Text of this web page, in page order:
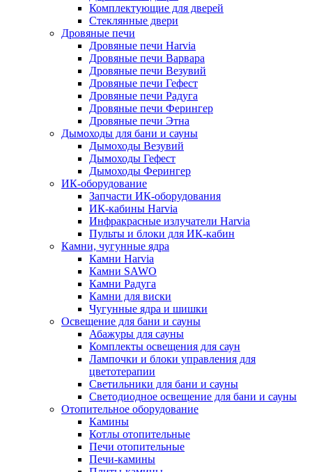
Комплектующие для дверей
Стеклянные двери
Дровяные печи
Дровяные печи Harvia
Дровяные печи Варвара
Дровяные печи Везувий
Дровяные печи Гефест
Дровяные печи Радуга
Дровяные печи Ферингер
Дровяные печи Этна
Дымоходы для бани и сауны
Дымоходы Везувий
Дымоходы Гефест
Дымоходы Ферингер
ИК-оборудование
Запчасти ИК-оборудования
ИК-кабины Harvia
Инфракрасные излучатели Harvia
Пульты и блоки для ИК-кабин
Камни, чугунные ядра
Камни Harvia
Камни SAWO
Камни Радуга
Камни для виски
Чугунные ядра и шишки
Освещение для бани и сауны
Абажуры для сауны
Комплекты освещения для саун
Лампочки и блоки управления для
цветотерапии
Светильники для бани и сауны
Светодиодное освещение для бани и сауны
Отопительное оборудование
Камины
Котлы отопительные
Печи отопительные
Печи-камины